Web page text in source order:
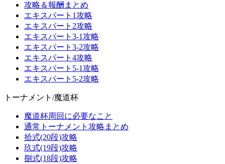
攻略＆報酬まとめ
エキスパート1攻略
エキスパート2攻略
エキスパート3-1攻略
エキスパート3-2攻略
エキスパート4攻略
エキスパート5-1攻略
エキスパート5-2攻略
トーナメント/魔道杯
魔道杯周回に必要なこと
通常トーナメント攻略まとめ
拾式(20段)攻略
玖式(19段)攻略
捌式(18段)攻略